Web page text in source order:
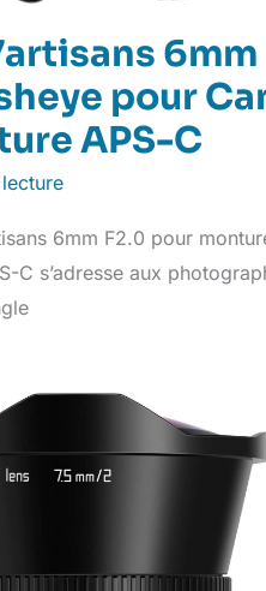
6mm
pour
APS-C
6mm F2.0 pour
C s’adresse aux